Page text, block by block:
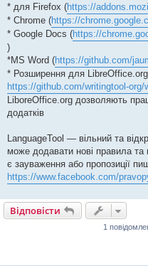
* для Firefox (https://
* Chrome (https://
* Google Docs (https://
)
*MS Word (https://github.com/
* Розширення для
https://github.com/writingtool-org/
LiboreOffice.org дозволяють
додатків
LanguageTool — вільний та
може додавати нові правила
є зауваження або пропозиції
https://www.facebook.com/
Відповісти
1